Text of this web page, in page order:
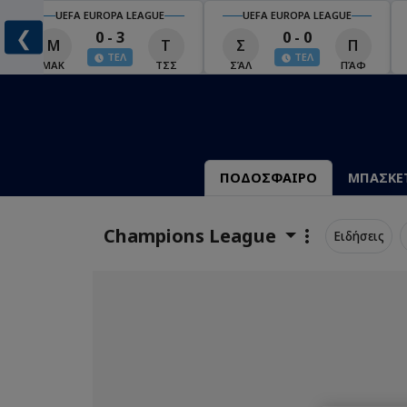
❮
UEFA EUROPA LEAGUE
Μ
ΜΑΚ
0 - 3
ΤΕΛ
Τ
ΤΣΣ
UEFA EUROPA LEAGUE
Σ
ΣΆΛ
0 - 0
ΤΕΛ
Π
ΠΆΦ
ΠΟΔΟΣΦΑΙΡΟ
Champions League Ειδήσεις